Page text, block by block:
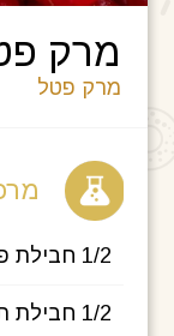
מרק
מרק פטל
1/2 חבילת פרי פטל קפואים
1/2 חבילת תותים קפואים